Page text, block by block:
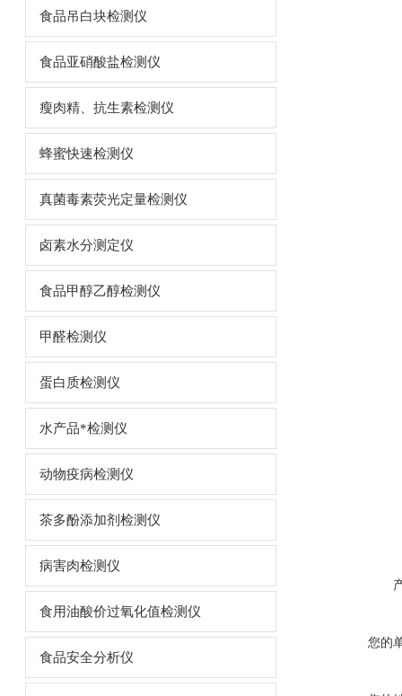
食品吊白块检测仪
食品亚硝酸盐检测仪
瘦肉精、抗生素检测仪
蜂蜜快速检测仪
真菌毒素荧光定量检测仪
卤素水分测定仪
食品甲醇乙醇检测仪
甲醛检测仪
蛋白质检测仪
水产品*检测仪
动物疫病检测仪
茶多酚添加剂检测仪
病害肉检测仪
食用油酸价过氧化值检测仪
食品安全分析仪
您的